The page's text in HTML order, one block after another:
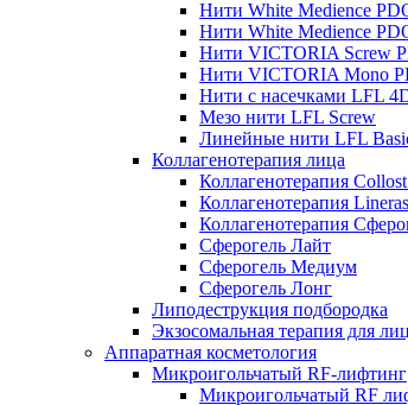
Нити White Medience
Нити White Medience
Нити VICTORIA Screw
Нити VICTORIA Mono
Нити с насечками LFL
Мезо нити LFL Screw
Линейные нити LFL
Коллагенотерапия лица
Коллагенотерапия
Коллагенотерапия
Коллагенотерапия
Сферогель Лайт
Сферогель Медиум
Сферогель Лонг
Липодеструкция подбородка
Экзосомальная терапия для
Аппаратная косметология
Микроигольчатый RF-лифтинг
Микроигольчатый RF